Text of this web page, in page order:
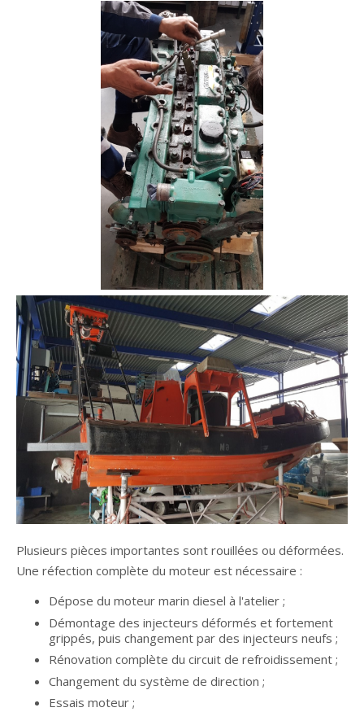
Plusieurs pièces importantes sont rouillées ou déformées.
Une réfection complète du moteur est nécessaire :
Dépose du moteur marin diesel à l'atelier ;
Démontage des injecteurs déformés et fortement
grippés, puis changement par des injecteurs neufs ;
Rénovation complète du circuit de refroidissement ;
Changement du système de direction ;
Essais moteur ;